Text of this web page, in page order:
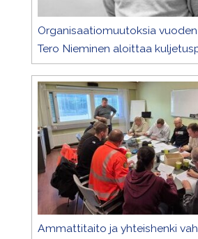
Organisaatiomuutoksia
Tero Nieminen aloittaa
Ammattitaito ja yhteishenki